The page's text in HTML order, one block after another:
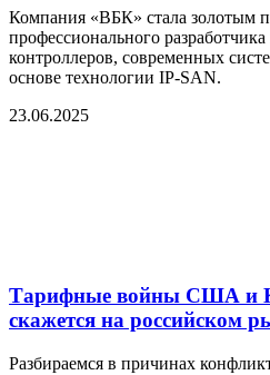
Компания «ВБК» стала золотым
профессионального
контроллеров, современных
основе технологии IP-SAN.
23.06.2025
Тарифные войны США и
скажется на российском
Разбираемся в причинах